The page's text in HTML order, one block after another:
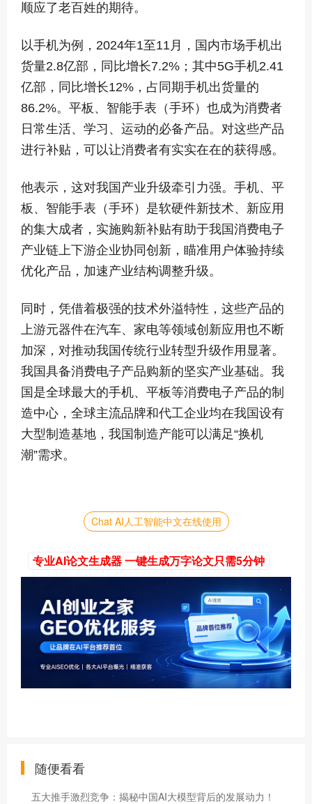
顺应了老百姓的期待。
以手机为例，2024年1至11月，国内市场手机出
货量2.8亿部，同比增长7.2%；其中5G手机2.41
亿部，同比增长12%，占同期手机出货量的
86.2%。平板、智能手表（手环）也成为消费者
日常生活、学习、运动的必备产品。对这些产品
进行补贴，可以让消费者有实实在在的获得感。
他表示，这对我国产业升级牵引力强。手机、平
板、智能手表（手环）是软硬件新技术、新应用
的集大成者，实施购新补贴有助于我国消费电子
产业链上下游企业协同创新，瞄准用户体验持续
优化产品，加速产业结构调整升级。
同时，凭借着极强的技术外溢特性，这些产品的
上游元器件在汽车、家电等领域创新应用也不断
加深，对推动我国传统行业转型升级作用显著。
我国具备消费电子产品购新的坚实产业基础。我
国是全球最大的手机、平板等消费电子产品的制
造中心，全球主流品牌和代工企业均在我国设有
大型制造基地，我国制造产能可以满足“换机
潮”需求。
Chat AI人工智能中文在线使用
专业AI论文生成器 一键生成万字论文只需5分钟
随便看看
五大推手激烈竞争：揭秘中国AI大模型背后的发展动力！